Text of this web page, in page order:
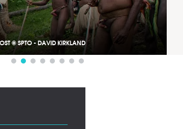
© SPTO - DAVID KIRKLAND